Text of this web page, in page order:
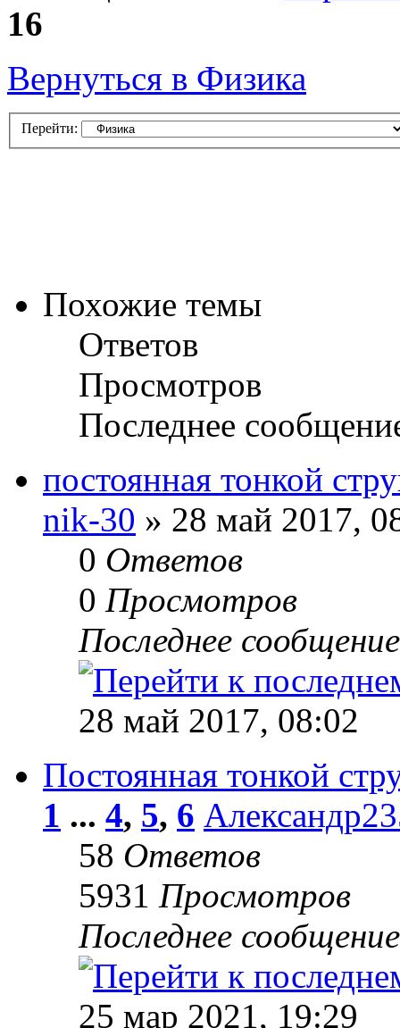
16
Вернуться в Физика
Перейти:
Похожие темы
Ответов
Просмотров
Последнее
постоянная тонкой
nik-30 » 28 май 2017,
0 Ответов
0 Просмотров
Последнее
28 май 2017, 08:02
Постоянная тонкой
1 ... 4, 5, 6
58 Ответов
5931 Просмотров
Последнее
25 мар 2021, 19:29